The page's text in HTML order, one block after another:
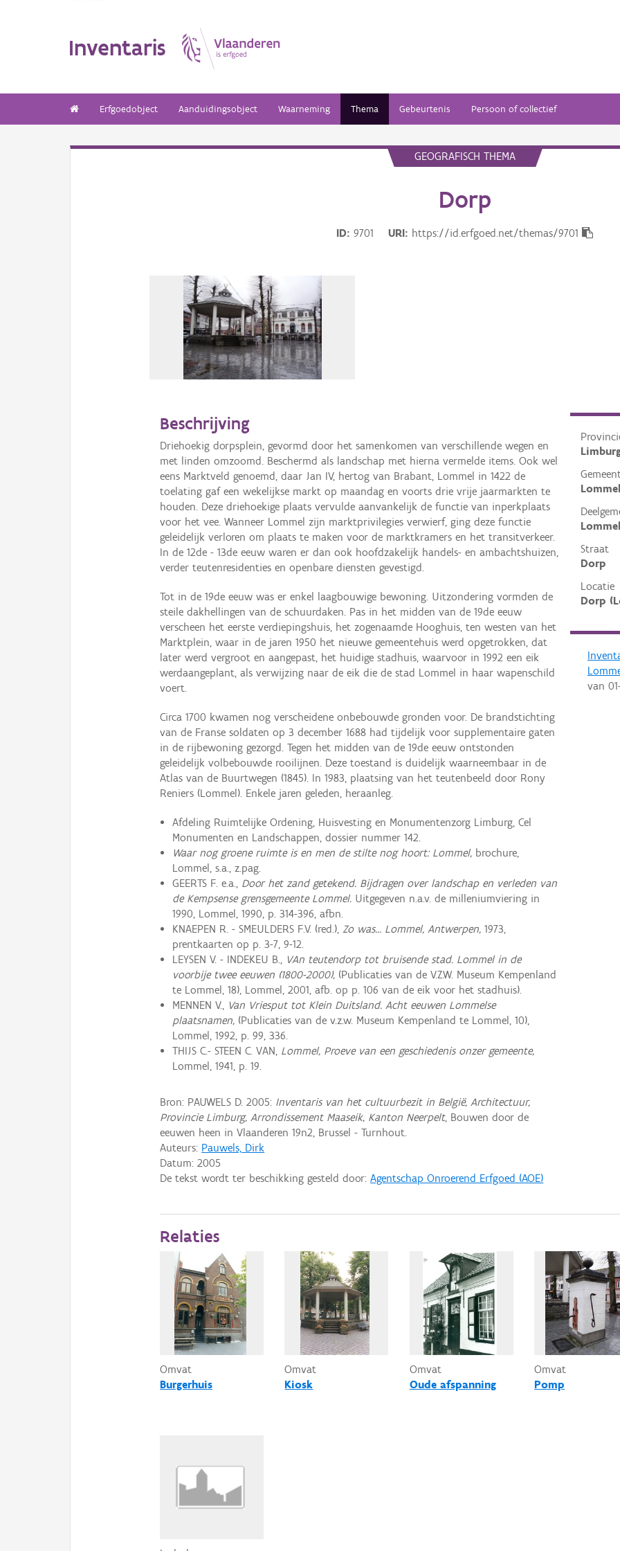
Inventaris
Erfgoedobject Aanduidingsobject Waarneming Thema Gebeurtenis Persoon of collectief
GEOGRAFISCH THEMA
Dorp
ID 9701 URI https://id.erfgoed.net/themas/9701
Lommel
Lommel
Straat
Dorp
Locatie
Dorp
van
Beschrijving
Driehoekig dorpsplein, gevormd door het samenkomen van verschillende wegen en
met linden omzoomd. Beschermd als landschap met hierna vermelde items. Ook wel
eens Marktveld genoemd, daar Jan IV, hertog van Brabant, Lommel in 1422 de
toelating gaf een wekelijkse markt op maandag en voorts drie vrije jaarmarkten te
houden. Deze driehoekige plaats vervulde aanvankelijk de functie van inperkplaats
voor het vee. Wanneer Lommel zijn marktprivilegies verwierf, ging deze functie
geleidelijk verloren om plaats te maken voor de marktkramers en het transitverkeer.
In de 12de - 13de eeuw waren er dan ook hoofdzakelijk handels- en ambachtshuizen,
verder teutenresidenties en openbare diensten gevestigd.
Tot in de 19de eeuw was er enkel laagbouwige bewoning. Uitzondering vormden de
steile dakhellingen van de schuurdaken. Pas in het midden van de 19de eeuw
verscheen het eerste verdiepingshuis, het zogenaamde Hooghuis, ten westen van het
Marktplein, waar in de jaren 1950 het nieuwe gemeentehuis werd opgetrokken, dat
later werd vergroot en aangepast, het huidige stadhuis, waarvoor in 1992 een eik
werdaangeplant, als verwijzing naar de eik die de stad Lommel in haar wapenschild
voert.
Circa 1700 kwamen nog verscheidene onbebouwde gronden voor. De brandstichting
van de Franse soldaten op 3 december 1688 had tijdelijk voor supplementaire gaten
in de rijbewoning gezorgd. Tegen het midden van de 19de eeuw ontstonden
geleidelijk volbebouwde rooilijnen. Deze toestand is duidelijk waarneembaar in de
Atlas van de Buurtwegen (1845). In 1983, plaatsing van het teutenbeeld door Rony
Reniers (Lommel). Enkele jaren geleden, heraanleg.
Afdeling Ruimtelijke Ordening, Huisvesting en Monumentenzorg Limburg, Cel
Monumenten en Landschappen, dossier nummer 142.
Waar nog groene ruimte is en men de stilte nog hoort: Lommel,brochure,
Lommel, s.a., z.pag.
GEERTS F. e.a., Door het zand getekend. Bijdragen over landschap en verleden van
de Kempsense grensgemeente Lommel.Uitgegeven n.a.v. de milleniumviering in
1990, Lommel, 1990, p. 314-396, afbn.
KNAEPEN R. - SMEULDERS F.V. (red.), Zo was... Lommel, Antwerpen,1973,
prentkaarten op p. 3-7, 9-12.
LEYSEN V. - INDEKEU B., VAn teutendorp tot bruisende stad. Lommel in de
voorbije twee eeuwen (1800-2000), (Publicaties van de V.Z.W. Museum Kempenland
te Lommel, 18), Lommel, 2001, afb. op p. 106 van de eik voor het stadhuis).
MENNEN V., Van Vriesput tot Klein Duitsland. Acht eeuwen Lommelse
plaatsnamen,(Publicaties van de v.z.w. Museum Kempenland te Lommel, 10),
Lommel, 1992, p. 99, 336.
THIJS C.- STEEN C. VAN, Lommel, Proeve van een geschiedenis onzer gemeente,
Lommel, 1941, p. 19.
Bron: PAUWELS D. 2005: Inventaris van het cultuurbezit in België, Architectuur,
Provincie Limburg, Arrondissement Maaseik, Kanton Neerpelt, Bouwen door de
eeuwen heen in Vlaanderen 19n2, Brussel - Turnhout.
Auteurs: Pauwels, Dirk
Datum:2005
De tekst wordt ter beschikking gesteld door:Agentschap Onroerend Erfgoed (AOE)
Relaties
Omvat
Burgerhuis
Omvat
Kiosk
Omvat
Oude afspanning
Omvat
Pomp